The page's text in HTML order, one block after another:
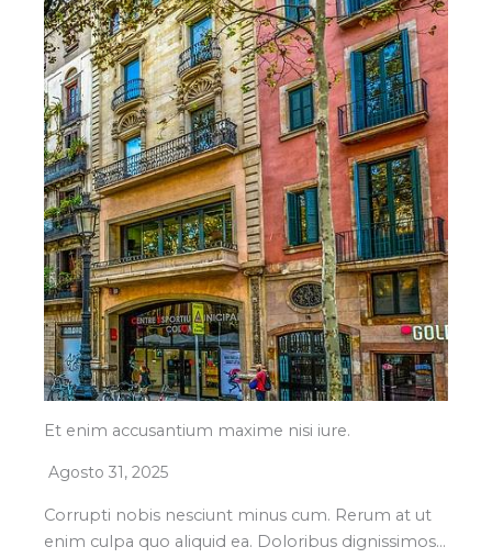
Et enim accusantium maxime nisi iure.
Agosto 31, 2025
Corrupti nobis nesciunt minus cum. Rerum at ut
enim culpa quo aliquid ea. Doloribus dignissimos…